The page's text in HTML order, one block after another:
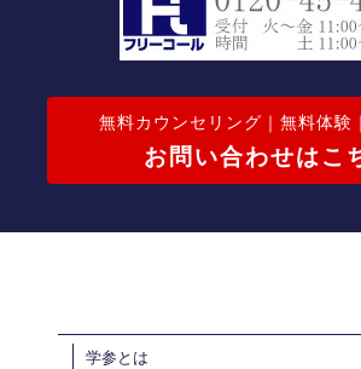
無料カウンセリング｜無料体験
お問い合わせはこ
学参とは